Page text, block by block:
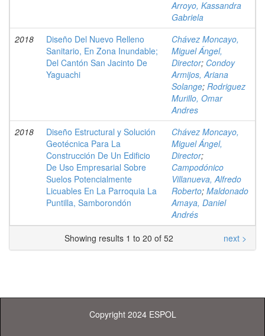
Arroyo, Kassandra
Gabriela
2018
Diseño Del Nuevo Relleno
Sanitario, En Zona Inundable;
Del Cantón San Jacinto De
Yaguachi
Chávez Moncayo,
Miguel Ángel,
Director; Condoy
Armijos, Ariana
Solange; Rodriguez
Murillo, Omar
Andres
2018
Diseño Estructural y Solución
Geotécnica Para La
Construcción De Un Edificio
De Uso Empresarial Sobre
Suelos Potencialmente
Licuables En La Parroquia La
Puntilla, Samborondón
Chávez Moncayo,
Miguel Ángel,
Director;
Campodónico
Villanueva, Alfredo
Roberto; Maldonado
Amaya, Daniel
Andrés
Showing results 1 to 20 of 52
next >
Copyright 2024 ESPOL